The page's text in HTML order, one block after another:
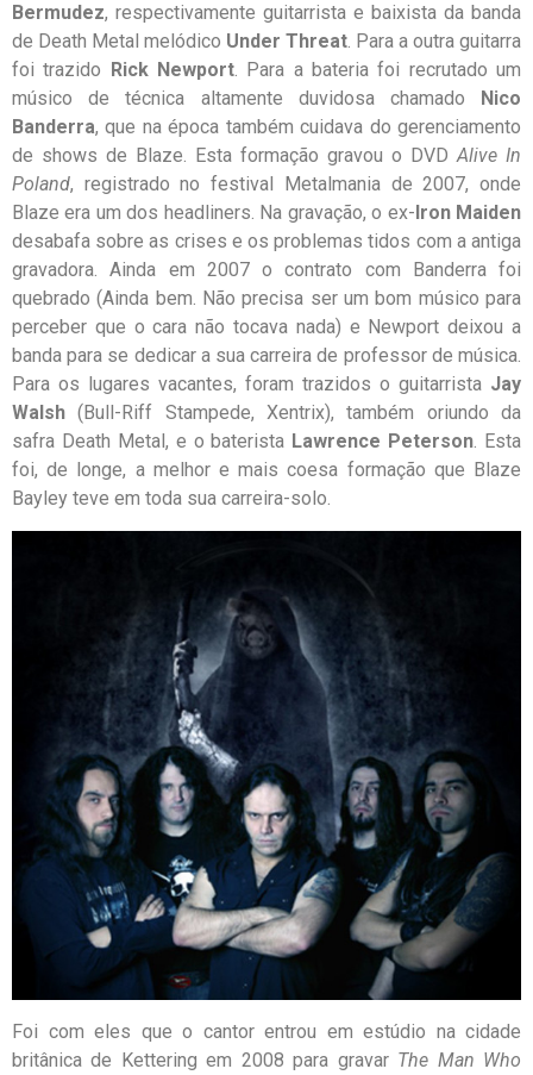
Bermudez, respectivamente guitarrista e baixista da banda
de Death Metal melódico Under Threat. Para a outra guitarra
foi trazido
Rick Newport. Para a bateria foi recrutado um
músico de técnica altamente duvidosa chamado
Nico
Banderra, que na época também cuidava do gerenciamento
de shows de Blaze. Esta formação gravou o DVDAlive In
Poland, registrado no festival Metalmania de 2007, onde
Blaze era um dos headliners. Na gravação, o ex- Iron Maiden
desabafa sobre as crises e os problemas tidos com a antiga
gravadora. Ainda em 2007 o contrato com Banderra foi
quebrado (Ainda bem. Não precisa ser um bom músico para
perceber que o cara não tocava nada) e Newport deixou a
banda para se dedicar a sua carreira de professor de música.
Para os lugares vacantes, foram trazidos o guitarrista Jay
Walsh(Bull-Riff Stampede, Xentrix), também oriundo da
safra Death Metal, e o baterista Lawrence Peterson. Esta
foi, de longe, a melhor e mais coesa formação que Blaze
Bayley teve em toda sua carreira-solo.
Foi com eles que o cantor entrou em estúdio na cidade
britânica de Kettering em 2008 para gravar The Man Who